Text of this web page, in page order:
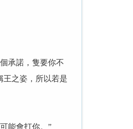
承諾，隻要你不
王之姿，所以若是
能會打你。”